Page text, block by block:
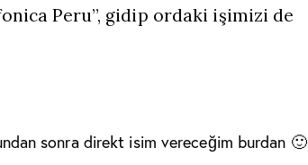
Peru”, gidip ordaki işimizi de
sonra direkt isim vereceğim burdan 🙂